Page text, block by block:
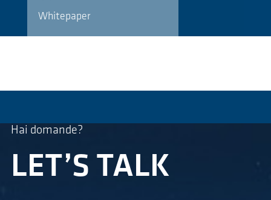
Whitepaper
Hai domande?
LET’S TALK